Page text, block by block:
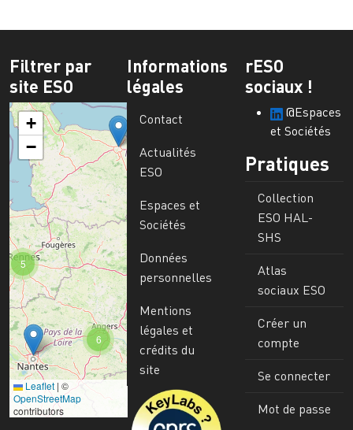
Filtrer par
site ESO
6
5
+
−
Leaflet | ©
OpenStreetMap
contributors
Informations
légales
Contact
Actualités
ESO
Espaces et
Sociétés
Données
personnelles
Mentions
légales et
crédits du
site
Image
rESO
sociaux !
@Espaces
et Sociétés
Pratiques
Collection
ESO HAL-
SHS
Atlas
sociaux ESO
Créer un
compte
Se connecter
Mot de passe